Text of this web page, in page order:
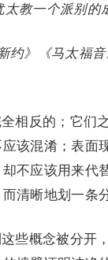
教一个派别的
约》《马太福
相反的；它们
该混淆；表面
不应该用来
清晰地划一条
些概念被分开